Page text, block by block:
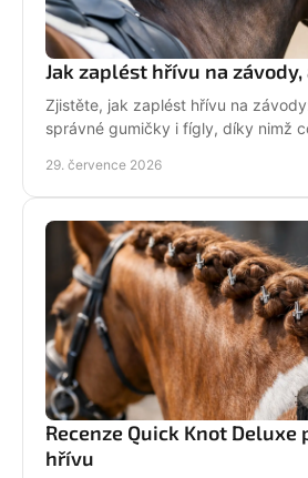
Jak zaplést hřívu na
Zjistěte, jak zaplést hřívu na
správné gumičky i fígly, díky nimž
29. července 2026
Recenze Quick Knot Deluxe
hřívu